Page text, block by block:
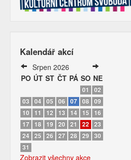
Kalendář akcí
Srpen 2026
PO ÚT ST ČT PÁ SO NE
01
02
03
04 05 06 07 08
09
10
11 12 13 14 15
16
17 18 19 20 21 22
23
24
25 26 27 28 29
30
31
Zobrazit všechny akce